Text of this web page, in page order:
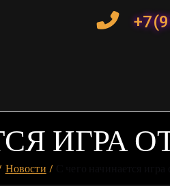
ИГРА
Новости